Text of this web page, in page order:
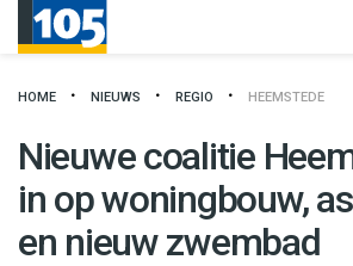
HOME NIEUWS REGIO HEEMSTEDE
Nieuwe coalitie
in op woningbouw,
en nieuw zwembad